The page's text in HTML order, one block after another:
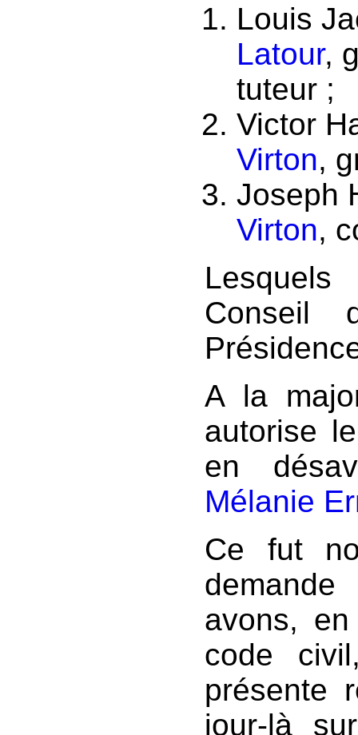
Louis
Latour,
tuteur ;
Victor
Virton,
Joseph
Virton,
Conseil
A la
autorise
en
Mélanie
Ce fut
avons,
code
présente
jour-là